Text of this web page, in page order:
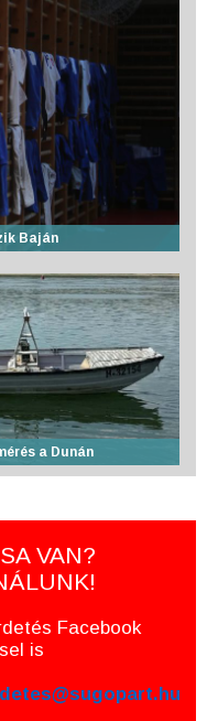
Baján
a Dunán
VAN?
Facebook
is